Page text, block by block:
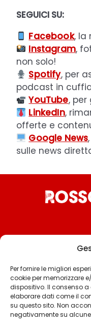
Per fornire le migliori
cookie per memorizzare
dispositivo. Il consenso
elaborare dati come il
su questo sito. Non
negativamente su
SEGUICI SU:
Facebook, la
Instagram,
non solo!
Spotify, per
podcast in
YouTube,
LinkedIn,
offerte e
Google News
sulle news